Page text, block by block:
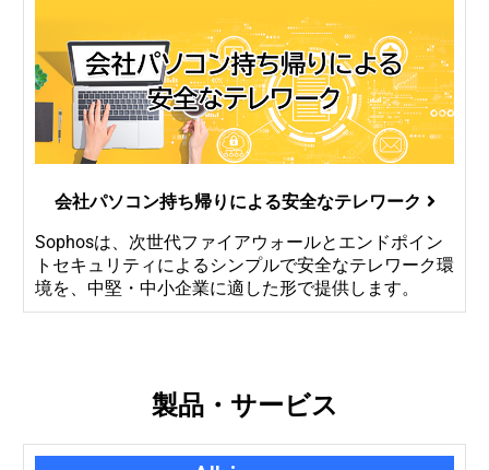
会社パソコン持ち帰りによる安全なテレワーク
Sophosは、次世代ファイアウォールとエンドポイン
トセキュリティによるシンプルで安全なテレワーク環
境を、中堅・中小企業に適した形で提供します。
製品・サービス